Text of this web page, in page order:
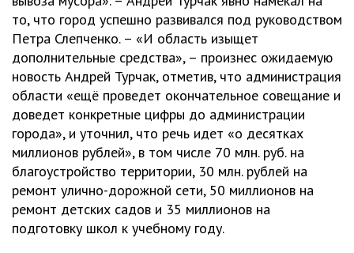
то, что город успешно развивался под руководством
Петра Слепченко. – «И область изыщет
дополнительные средства», – произнес ожидаемую
новость Андрей Турчак, отметив, что администрация
области «ещё проведет окончательное совещание и
доведет конкретные цифры до администрации
города», и уточнил, что речь идет «о десятках
миллионов рублей», в том числе 70 млн. руб. на
благоустройство территории, 30 млн. рублей на
ремонт улично-дорожной сети, 50 миллионов на
ремонт детских садов и 35 миллионов на
подготовку школ к учебному году.